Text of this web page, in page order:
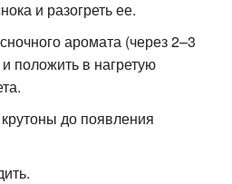
и разогреть ее.
аромата (через 2–3
положить в нагретую
до появления